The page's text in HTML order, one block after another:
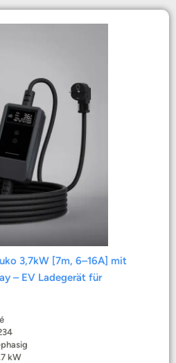
3,7kW [7m, 6–16A] mit
– EV Ladegerät für
kW